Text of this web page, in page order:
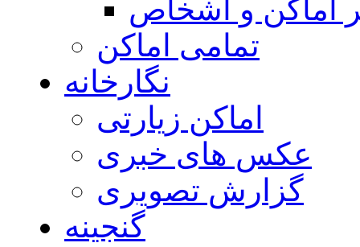
اماكن و اشخاص
تمامی اماکن
نگارخانه
اماکن زیارتی
عکس های خبری
گزارش تصویری
گنجینه